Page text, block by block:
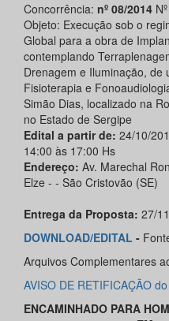
Concorrência: nº 08/2014
Objeto: Execução sob o
Global para a obra de
contemplando
Drenagem e Iluminação, de
Fisioterapia e
Simão Dias, localizado na
no Estado de Sergipe
Edital a partir de: 24/10/
14:00 às 17:00 Hs
Endereço: Av. Marechal
Elze - - São Cristovão (SE)
Entrega da Proposta: 27/
DOWNLOAD/EDITAL -
Arquivos Complementares
AVISO DE RETIFICAÇÃO
ENCAMINHADO PARA